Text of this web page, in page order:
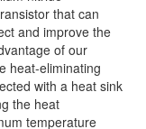
that can
and improve the
of our
heat-eliminating
with a heat sink
the heat
temperature